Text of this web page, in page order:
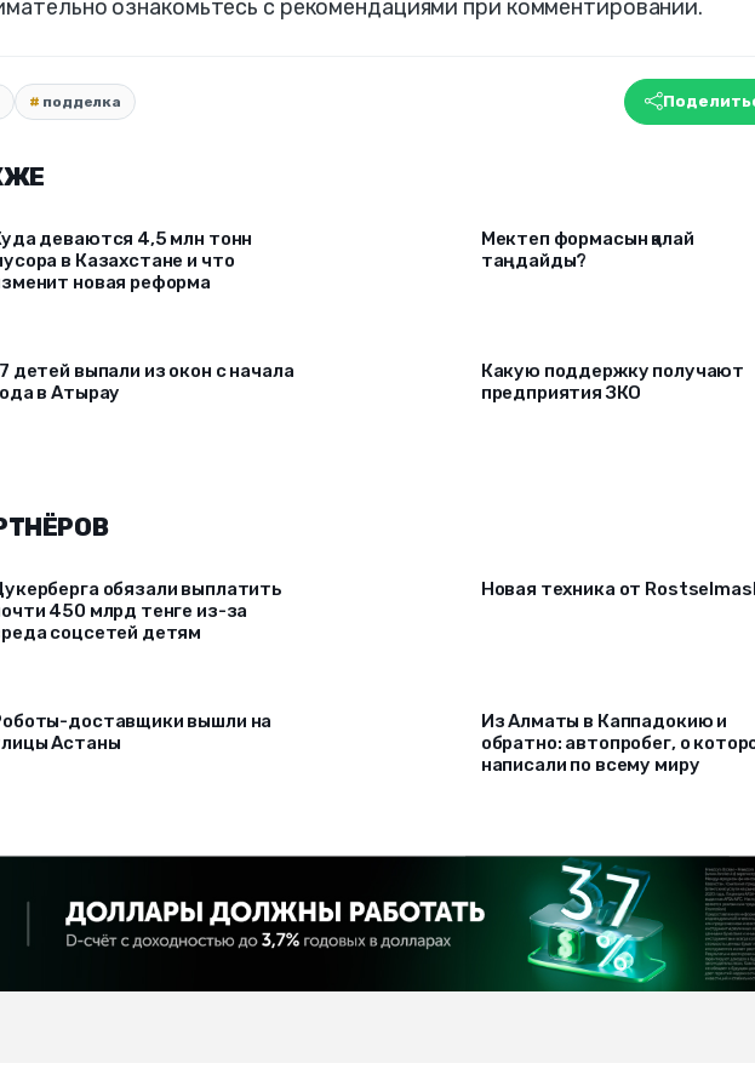
ознакомьтесь с рекомендациями при комментировании.
подделка
деваются 4,5 млн тонн
в Казахстане и что
новая реформа
Мектеп формасын қалай
таңдайды?
детей выпали из окон c начала
в Атырау
Какую поддержку получают
предприятия ЗКО
обязали выплатить
450 млрд тенге из-за
соцсетей детям
Новая техника от
доставщики вышли на
Астаны
Из Алматы в Каппадокию и
обратно: автопробег, о
написали по всему миру